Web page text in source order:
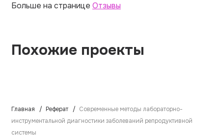
Больше на странице Отзывы
Похожие проекты
Главная Реферат
Современные методы лабораторно-
инструментальной диагностики заболеваний репродуктивной
системы